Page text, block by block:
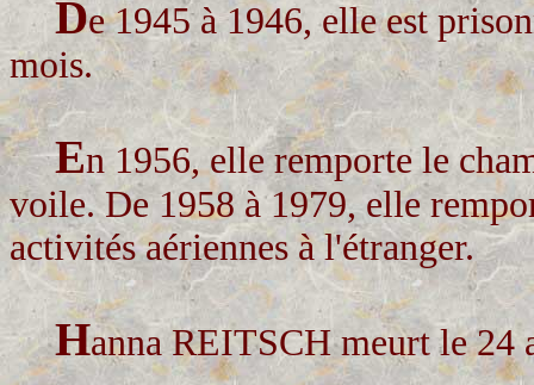
De 1945 à 1946, elle est
mois.
En 1956, elle remporte le
voile. De 1958 à 1979, elle
activités aériennes à l'étranger.
Hanna REITSCH meurt le 24